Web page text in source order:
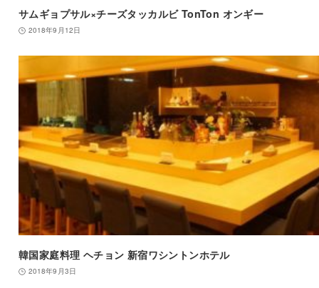
サムギョプサル×チーズタッカルビ TonTon オンギー
2018年9月12日
韓国家庭料理 ヘチョン 新宿ワシントンホテル
2018年9月3日